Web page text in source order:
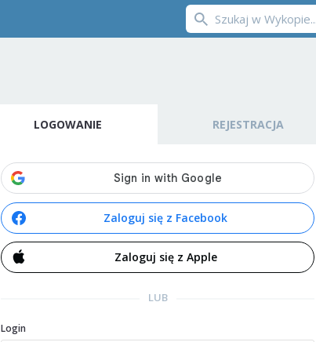
LOGOWANIE REJESTRACJA
Zaloguj się z Facebook
Zaloguj się z Apple
LUB
Login